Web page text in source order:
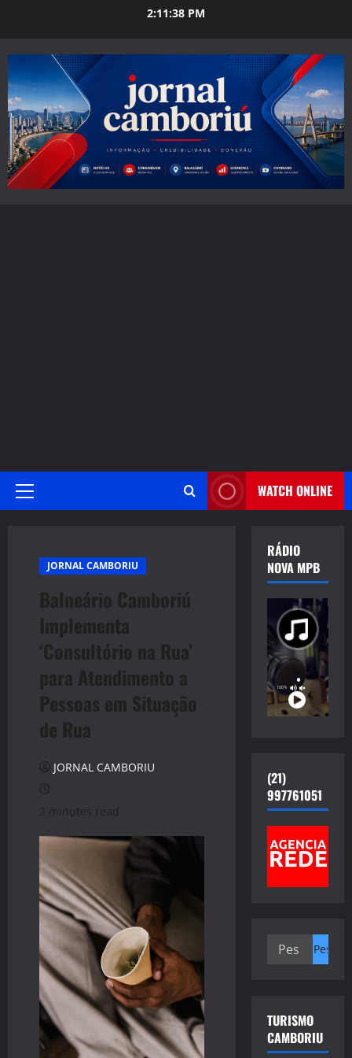
2:11:39 PM
Primary
WATCH ONLINE
JORNAL CAMBORIU
Balneário Camboriú
Implementa
‘Consultório na Rua’
para Atendimento a
Pessoas em Situação
de Rua
JORNAL CAMBORIU
2 minutes read
RÁDIO
NOVA MPB
(21)
997761051
Pesquisar
TURISMO
CAMBORIU